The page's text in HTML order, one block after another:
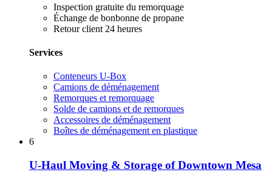
Inspection gratuite du remorquage
Échange de bonbonne de propane
Retour client 24 heures
Services
Conteneurs U-Box
Camions de déménagement
Remorques et remorquage
Solde de camions et de remorques
Accessoires de déménagement
Boîtes de déménagement en plastique
6
U-Haul Moving & Storage of Downtown Mesa